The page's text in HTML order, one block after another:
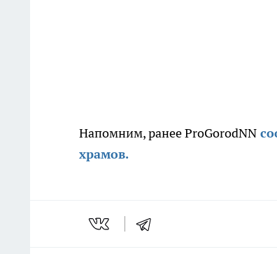
Напомним, ранее ProGorodNN
храмов.